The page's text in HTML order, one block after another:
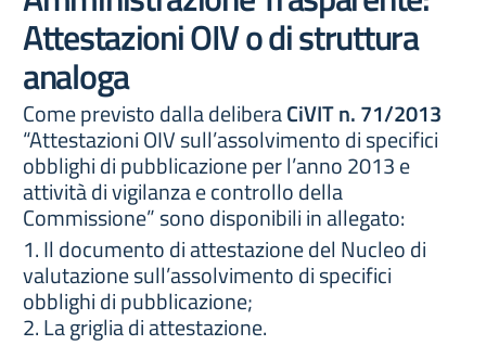
Attestazioni OIV o di struttura
analoga
Come previsto dalla deliberaCiVIT n. 71/2013
“Attestazioni OIV sull’assolvimento di specifici
obblighi di pubblicazione per l’anno 2013 e
attività di vigilanza e controllo della
Commissione” sono disponibili in allegato:
1. Il documento di attestazione del Nucleo di
valutazione sull’assolvimento di specifici
obblighi di pubblicazione;
2. La griglia di attestazione.